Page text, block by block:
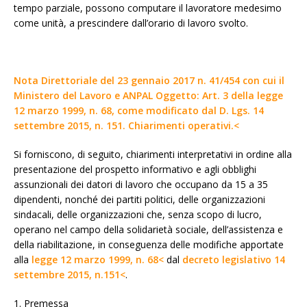
tempo parziale, possono computare il lavoratore medesimo
come unità, a prescindere dall’orario di lavoro svolto.
Nota Direttoriale del 23 gennaio 2017 n. 41/454 con cui il
Ministero del Lavoro e ANPAL Oggetto: Art. 3 della legge
12 marzo 1999, n. 68, come modificato dal D. Lgs. 14
settembre 2015, n. 151. Chiarimenti operativi.<
Si forniscono, di seguito, chiarimenti interpretativi in ordine alla
presentazione del prospetto informativo e agli obblighi
assunzionali dei datori di lavoro che occupano da 15 a 35
dipendenti, nonché dei partiti politici, delle organizzazioni
sindacali, delle organizzazioni che, senza scopo di lucro,
operano nel campo della solidarietà sociale, dell’assistenza e
della riabilitazione, in conseguenza delle modifiche apportate
alla legge 12 marzo 1999, n. 68< dal decreto legislativo 14
settembre 2015, n.151<.
1. Premessa